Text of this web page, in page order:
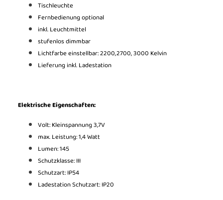
Tischleuchte
Fernbedienung optional
inkl. Leuchtmittel
stufenlos dimmbar
Lichtfarbe einstellbar: 2200,2700, 3000 Kelvin
Lieferung inkl. Ladestation
Elektrische Eigenschaften:
Volt: Kleinspannung 3,7V
max. Leistung: 1,4 Watt
Lumen: 145
Schutzklasse: III
Schutzart: IP54
Ladestation Schutzart: IP20